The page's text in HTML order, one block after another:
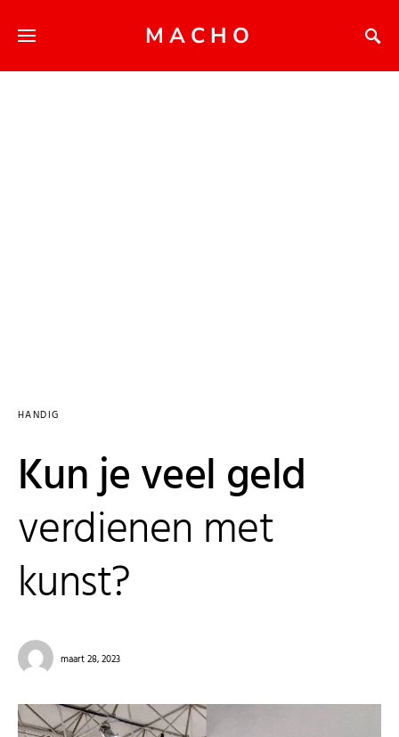
MACHO
HANDIG
Kun je veel geld
verdienen met
kunst?
maart 28, 2023